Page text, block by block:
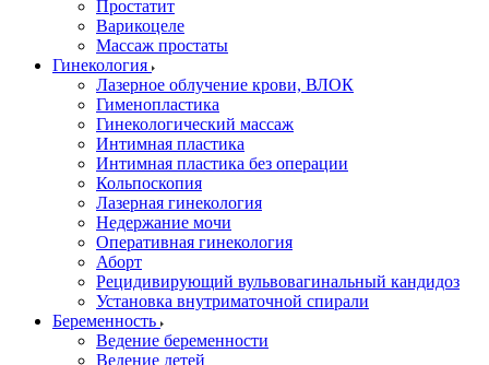
Простатит
Варикоцеле
Массаж простаты
Гинекология
Лазерное облучение крови, ВЛОК
Гименопластика
Гинекологический массаж
Интимная пластика
Интимная пластика без операции
Кольпоскопия
Лазерная гинекология
Недержание мочи
Оперативная гинекология
Аборт
Рецидивирующий вульвовагинальный кандидоз
Установка внутриматочной спирали
Беременность
Ведение беременности
Ведение детей